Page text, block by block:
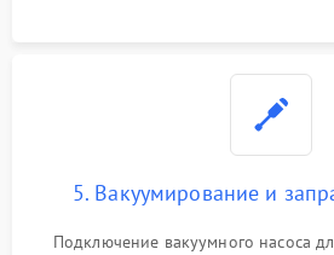
5. Вакуумирование и
Подключение вакуумного насоса